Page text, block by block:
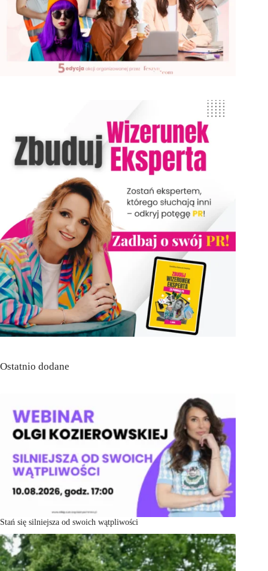
Ostatnio dodane
Stań się silniejsza od swoich wątpliwości